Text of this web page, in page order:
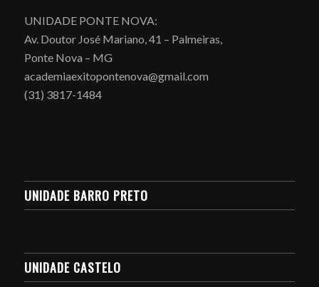
UNIDADE PONTE NOVA:
Av. Doutor José Mariano, 41 – Palmeiras,
Ponte Nova – MG
academiaexitopontenova@gmail.com
(31) 3817-1484
UNIDADE BARRO PRETO
UNIDADE CASTELO